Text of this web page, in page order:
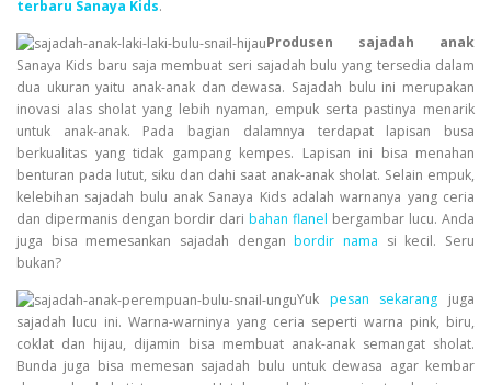
terbaru Sanaya Kids.
Produsen sajadah anak
Sanaya Kids baru saja membuat seri sajadah bulu yang tersedia dalam
dua ukuran yaitu anak-anak dan dewasa. Sajadah bulu ini merupakan
inovasi alas sholat yang lebih nyaman, empuk serta pastinya menarik
untuk anak-anak. Pada bagian dalamnya terdapat lapisan busa
berkualitas yang tidak gampang kempes. Lapisan ini bisa menahan
benturan pada lutut, siku dan dahi saat anak-anak sholat. Selain empuk,
kelebihan sajadah bulu anak Sanaya Kids adalah warnanya yang ceria
dan dipermanis dengan bordir dari bahan flanel bergambar lucu. Anda
juga bisa memesankan sajadah denganbordir nama si kecil. Seru
bukan?
Yuk pesan sekarang juga
sajadah lucu ini. Warna-warninya yang ceria seperti warna pink, biru,
coklat dan hijau, dijamin bisa membuat anak-anak semangat sholat.
Bunda juga bisa memesan sajadah bulu untuk dewasa agar kembar